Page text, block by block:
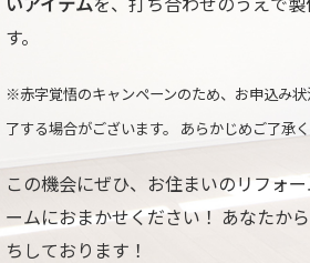
す。
※赤字覚悟のキャンペーンのため、お申込み
了する場合がございます。 あらかじめご了承
この機会にぜひ、お住まいのリフォ
ームにおまかせください！ あなたか
ちしております！